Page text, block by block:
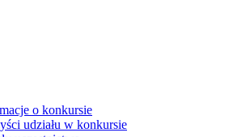
o konkursie
udziału w konkursie